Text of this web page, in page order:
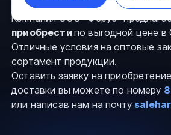
Компания ООО “Ферус”
приобрести по выгодной цене в
Отличные условия на оптовые
сортамент продукции.
Оставить заявку на
доставки вы можете по номеру
или написав нам на почту